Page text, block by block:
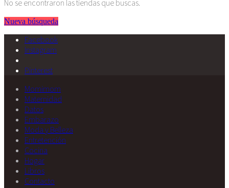
No se encontraron las tiendas que buscas.
Nueva búsqueda
Facebook
Instagram
Pinterest
Momimom
Maternidad
Datos
Embarazo
Moda y Belleza
Entretención
Cocina
Hogar
Libros
Contacto